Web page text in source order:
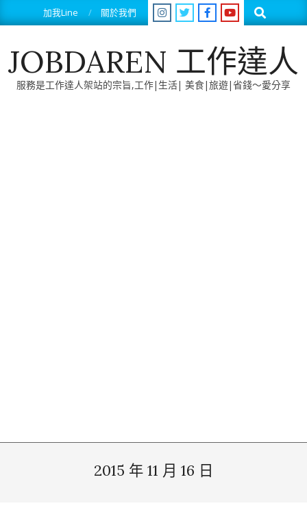
to
加我Line 關於我們 Search
JOBDAREN 工作達人
服務是工作達人架站的宗旨,工作|生活| 美食|旅遊|省錢～愛分享
2015 年 11 月 16 日